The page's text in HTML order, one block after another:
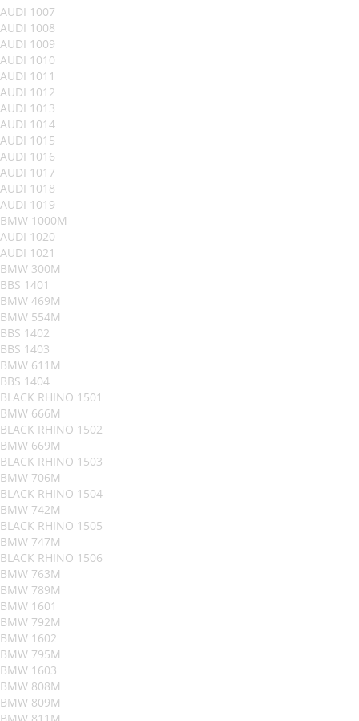
AUDI 1007
AUDI 1008
AUDI 1009
AUDI 1010
AUDI 1011
AUDI 1012
AUDI 1013
AUDI 1014
AUDI 1015
AUDI 1016
AUDI 1017
AUDI 1018
AUDI 1019
BMW 1000M
AUDI 1020
AUDI 1021
BMW 300M
BBS 1401
BMW 469M
BMW 554M
BBS 1402
BBS 1403
BMW 611M
BBS 1404
BLACK RHINO 1501
BMW 666M
BLACK RHINO 1502
BMW 669M
BLACK RHINO 1503
BMW 706M
BLACK RHINO 1504
BMW 742M
BLACK RHINO 1505
BMW 747M
BLACK RHINO 1506
BMW 763M
BMW 789M
BMW 1601
BMW 792M
BMW 1602
BMW 795M
BMW 1603
BMW 808M
BMW 809M